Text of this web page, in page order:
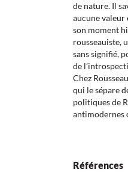
de nature. Il
aucune
son moment
rousseauiste,
sans signifié,
de
Chez
qui le sépare
politiques de
antimodernes
Références